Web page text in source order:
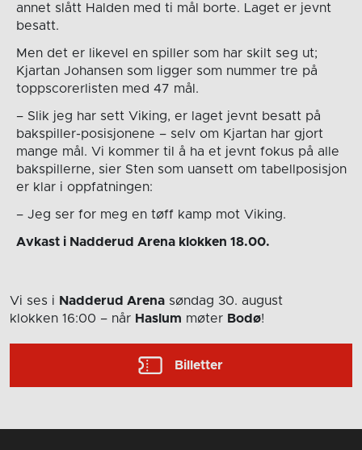
annet slått Halden med ti mål borte. Laget er jevnt
besatt.
Men det er likevel en spiller som har skilt seg ut;
Kjartan Johansen som ligger som nummer tre på
toppscorerlisten med 47 mål.
– Slik jeg har sett Viking, er laget jevnt besatt på
bakspiller-posisjonene – selv om Kjartan har gjort
mange mål. Vi kommer til å ha et jevnt fokus på alle
bakspillerne, sier Sten som uansett om tabellposisjon
er klar i oppfatningen:
– Jeg ser for meg en tøff kamp mot Viking.
Avkast i Nadderud Arena klokken 18.00.
Vi ses i Nadderud Arena søndag 30. august
klokken 16:00 – når Haslum møter Bodø!
Billetter